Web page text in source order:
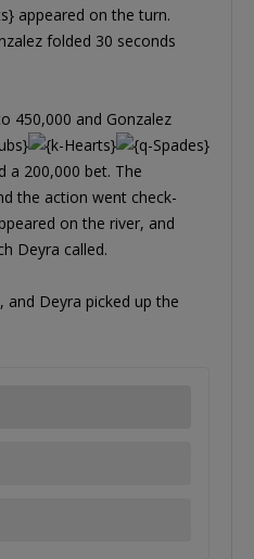
appeared on the turn.
folded 30 seconds
450,000 and Gonzalez
a 200,000 bet. The
the action went check-
on the river, and
Deyra called.
and Deyra picked up the